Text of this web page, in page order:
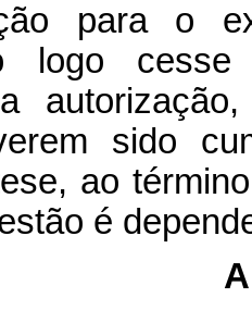
para o
logo
sido
ao
é